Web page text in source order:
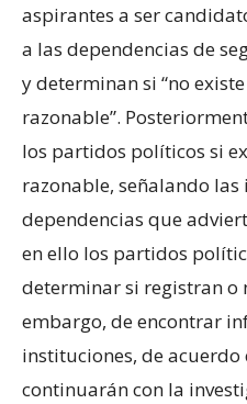
aspirantes a ser
a las dependencias de
y determinan si “no
razonable”.
los partidos políticos si
razonable, señalando las
dependencias que
en ello los partidos
determinar si registran o
embargo, de encontrar
instituciones, de
continuarán con la